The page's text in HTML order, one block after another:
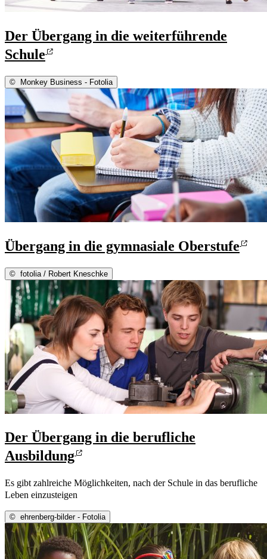
Der Übergang in die weiterführende
Schule
© Monkey Business - Fotolia
Übergang in die gymnasiale Oberstufe
© fotolia / Robert Kneschke
Der Übergang in die berufliche
Ausbildung
Es gibt zahlreiche Möglichkeiten, nach der Schule in das berufliche
Leben einzusteigen
© ehrenberg-bilder - Fotolia